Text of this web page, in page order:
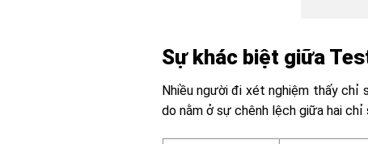
Sự khác biệt giữa
Nhiều người đi xét nghiệm thấy chỉ
do nằm ở sự chênh lệch giữa hai chỉ